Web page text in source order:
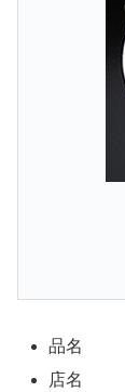
品名 玉
店名 萬